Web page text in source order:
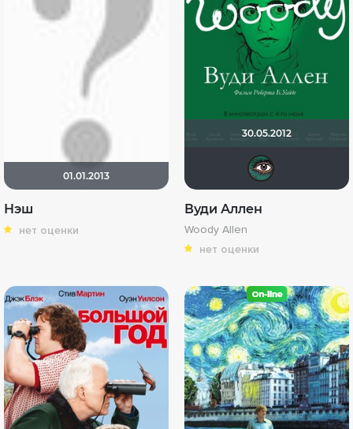
01.01.2013
Нэш
нет оценки
30.05.2012
Вуди Аллен
Woody Allen
нет оценки